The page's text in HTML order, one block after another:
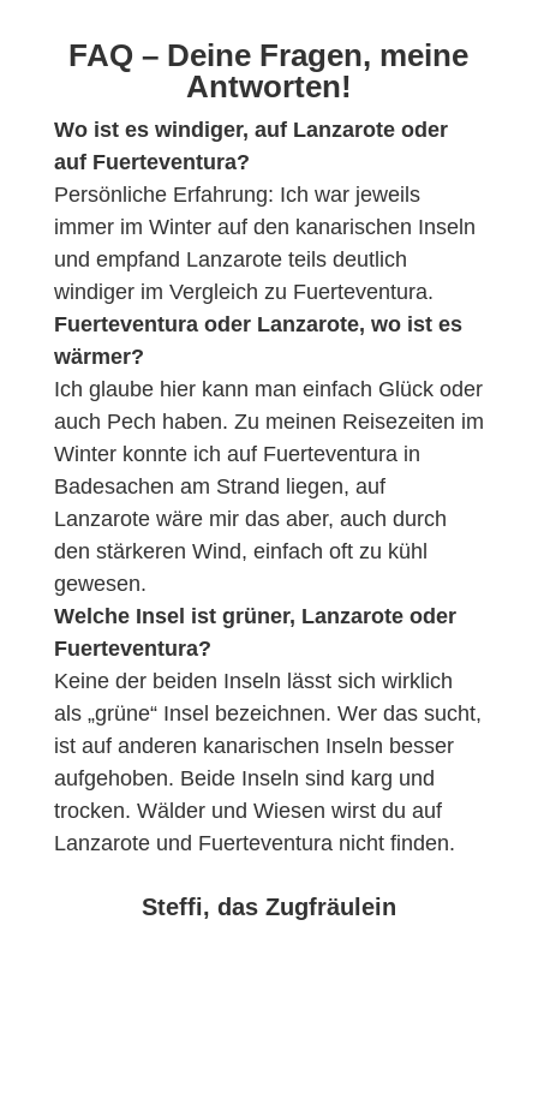
FAQ – Deine Fragen, meine
Antworten!
Wo ist es windiger, auf Lanzarote oder
auf Fuerteventura?
Persönliche Erfahrung: Ich war jeweils
immer im Winter auf den kanarischen Inseln
und empfand Lanzarote teils deutlich
windiger im Vergleich zu Fuerteventura.
Fuerteventura oder Lanzarote, wo ist es
wärmer?
Ich glaube hier kann man einfach Glück oder
auch Pech haben. Zu meinen Reisezeiten im
Winter konnte ich auf Fuerteventura in
Badesachen am Strand liegen, auf
Lanzarote wäre mir das aber, auch durch
den stärkeren Wind, einfach oft zu kühl
gewesen.
Welche Insel ist grüner, Lanzarote oder
Fuerteventura?
Keine der beiden Inseln lässt sich wirklich
als „grüne“ Insel bezeichnen. Wer das sucht,
ist auf anderen kanarischen Inseln besser
aufgehoben. Beide Inseln sind karg und
trocken. Wälder und Wiesen wirst du auf
Lanzarote und Fuerteventura nicht finden.
Steffi, das Zugfräulein